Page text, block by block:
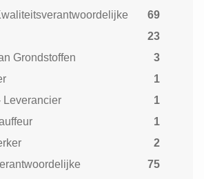
69
23
Grondstoffen
3
1
Leverancier
1
1
2
75